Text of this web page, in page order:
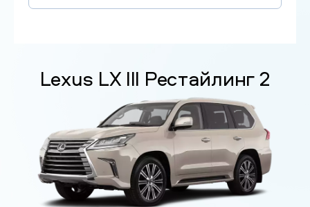
Lexus LX III Рестайлинг 2